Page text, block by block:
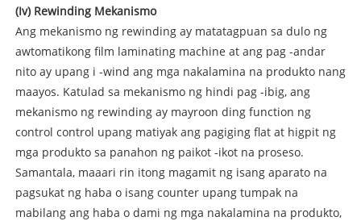
(Iv) Rewinding Mekanismo
Ang mekanismo ng rewinding ay matatagpuan sa dulo ng
awtomatikong film laminating machine at ang pag -andar
nito ay upang i -wind ang mga nakalamina na produkto nang
maayos. Katulad sa mekanismo ng hindi pag -ibig, ang
mekanismo ng rewinding ay mayroon ding function ng
control control upang matiyak ang pagiging flat at higpit ng
mga produkto sa panahon ng paikot -ikot na proseso.
Samantala, maaari rin itong magamit ng isang aparato na
pagsukat ng haba o isang counter upang tumpak na
mabilang ang haba o dami ng mga nakalamina na produkto,